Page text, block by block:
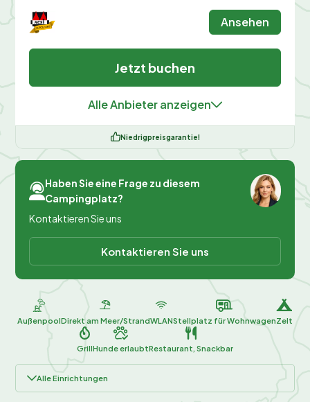
Ansehen
Jetzt buchen
Alle Anbieter anzeigen
Niedrigpreisgarantie!
Haben Sie eine Frage zu diesem
Campingplatz?
Kontaktieren Sie uns
Kontaktieren Sie uns
AußenpoolDirekt am Meer/StrandWLANStellplatz für WohnwagenZelt
GrillHunde erlaubtRestaurant, Snackbar
Alle Einrichtungen